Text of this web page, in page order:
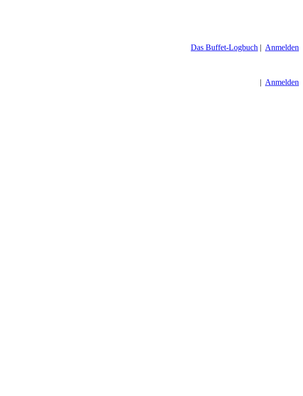
Das Buffet-Logbuch | Anmelden
| Anmelden